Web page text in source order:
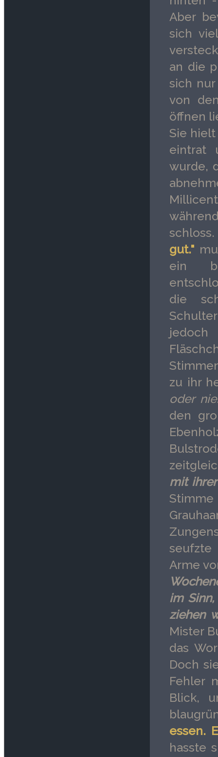
Aber
sich
an die
sich
von
öffnen
Sie
eintrat
wurde,
gut."
ein
die
zu ihr
oder nie
den
mit
Arme
im
ziehen
Mister
das
Doch
Fehler
Blick,
essen.
hasste